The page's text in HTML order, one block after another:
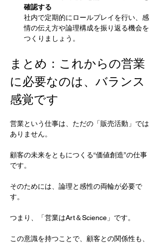
確認する
社内で定期的にロールプレイを行い、感
情の伝え方や論理構成を振り返る機会を
つくりましょう。
まとめ：これからの営業
に必要なのは、バランス
感覚です
営業という仕事は、ただの「販売活動」では
ありません。
顧客の未来をともにつくる“価値創造”の仕事
です。
そのためには、論理と感性の両輪が必要で
す。
つまり、「営業はArt＆Science」です。
この意識を持つことで、顧客との関係性も、